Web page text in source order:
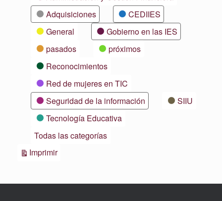
Adquisiciones
CEDIIES
General
Gobierno en las IES
pasados
próximos
Reconocimientos
Red de mujeres en TIC
Seguridad de la información
SIIU
Tecnología Educativa
Todas las categorías
ImprimirVistas